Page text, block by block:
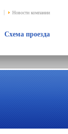
Новости компании
Схема проезда